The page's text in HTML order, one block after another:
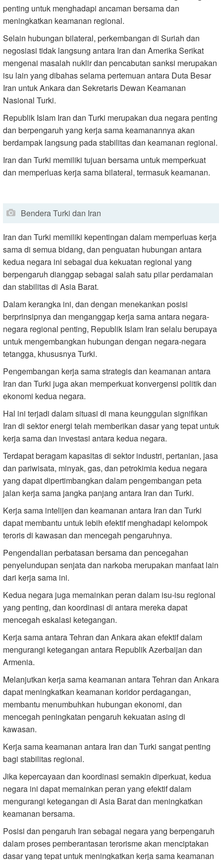
penting untuk menghadapi ancaman bersama dan
meningkatkan keamanan regional.
Selain hubungan bilateral, perkembangan di Suriah dan
negosiasi tidak langsung antara Iran dan Amerika Serikat
mengenai masalah nuklir dan pencabutan sanksi merupakan
isu lain yang dibahas selama pertemuan antara Duta Besar
Iran untuk Ankara dan Sekretaris Dewan Keamanan
Nasional Turki.
Republik Islam Iran dan Turki merupakan dua negara penting
dan berpengaruh yang kerja sama keamanannya akan
berdampak langsung pada stabilitas dan keamanan regional.
Iran dan Turki memiliki tujuan bersama untuk memperkuat
dan memperluas kerja sama bilateral, termasuk keamanan.
Bendera Turki dan Iran
Iran dan Turki memiliki kepentingan dalam memperluas kerja
sama di semua bidang, dan penguatan hubungan antara
kedua negara ini sebagai dua kekuatan regional yang
berpengaruh dianggap sebagai salah satu pilar perdamaian
dan stabilitas di Asia Barat.
Dalam kerangka ini, dan dengan menekankan posisi
berprinsipnya dan menganggap kerja sama antara negara-
negara regional penting, Republik Islam Iran selalu berupaya
untuk mengembangkan hubungan dengan negara-negara
tetangga, khususnya Turki.
Pengembangan kerja sama strategis dan keamanan antara
Iran dan Turki juga akan memperkuat konvergensi politik dan
ekonomi kedua negara.
Hal ini terjadi dalam situasi di mana keunggulan signifikan
Iran di sektor energi telah memberikan dasar yang tepat untuk
kerja sama dan investasi antara kedua negara.
Terdapat beragam kapasitas di sektor industri, pertanian, jasa
dan pariwisata, minyak, gas, dan petrokimia kedua negara
yang dapat dipertimbangkan dalam pengembangan peta
jalan kerja sama jangka panjang antara Iran dan Turki.
Kerja sama intelijen dan keamanan antara Iran dan Turki
dapat membantu untuk lebih efektif menghadapi kelompok
teroris di kawasan dan mencegah pengaruhnya.
Pengendalian perbatasan bersama dan pencegahan
penyelundupan senjata dan narkoba merupakan manfaat lain
dari kerja sama ini.
Kedua negara juga memainkan peran dalam isu-isu regional
yang penting, dan koordinasi di antara mereka dapat
mencegah eskalasi ketegangan.
Kerja sama antara Tehran dan Ankara akan efektif dalam
mengurangi ketegangan antara Republik Azerbaijan dan
Armenia.
Melanjutkan kerja sama keamanan antara Tehran dan Ankara
dapat meningkatkan keamanan koridor perdagangan,
membantu menumbuhkan hubungan ekonomi, dan
mencegah peningkatan pengaruh kekuatan asing di
kawasan.
Kerja sama keamanan antara Iran dan Turki sangat penting
bagi stabilitas regional.
Jika kepercayaan dan koordinasi semakin diperkuat, kedua
negara ini dapat memainkan peran yang efektif dalam
mengurangi ketegangan di Asia Barat dan meningkatkan
keamanan bersama.
Posisi dan pengaruh Iran sebagai negara yang berpengaruh
dalam proses pemberantasan terorisme akan menciptakan
dasar yang tepat untuk meningkatkan kerja sama keamanan